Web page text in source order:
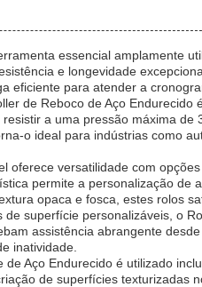
essencial amplamente
e longevidade
eficiente para atender a
de Reboco de Aço
a uma pressão máxima
o ideal para indústrias como
oferece versatilidade com
permite a personalização
opaca e fosca, estes rolos
superfície personalizáveis, o
assistência abrangente
inatividade.
Aço Endurecido é utilizado
de superfícies texturizadas